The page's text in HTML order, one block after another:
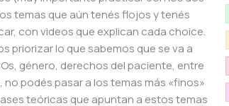
temas que aún tenés flojos y tenés
con videos que explican cada choice.
priorizar lo que sabemos que se va a
género, derechos del paciente, entre
podés pasar a los temas más «finos»
teóricas que apuntan a estos temas